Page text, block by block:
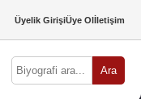
Üyelik GirişiÜye Olİletişim
Ara